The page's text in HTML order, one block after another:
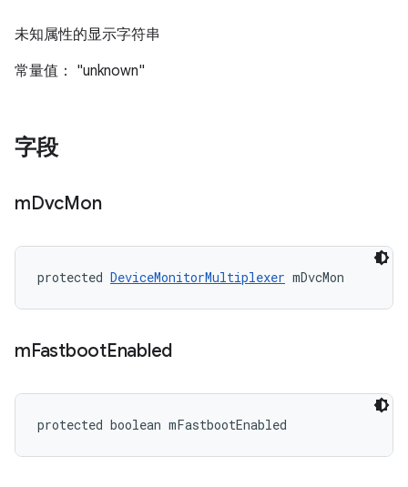
未知属性的显示字符串
常量值： "unknown"
字段
mDvcMon
protected DeviceMonitorMultiplexer mDvcMon
mFastbootEnabled
protected boolean mFastbootEnabled